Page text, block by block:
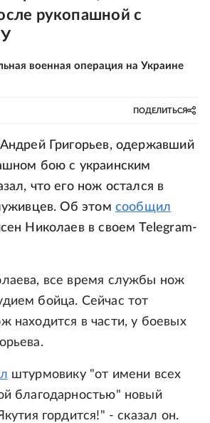
рукопашной с
военная операция на Украине
ПОДЕЛИТЬСЯ
Григорьев, одержавший
бою с украинским
что его нож остался в
Об этом сообщил
Николаев в своем Telegram-
все время службы нож
бойца. Сейчас тот
находится в части, у боевых
штурмовику "от имени всех
благодарностью" новый
гордится!" - сказал он.